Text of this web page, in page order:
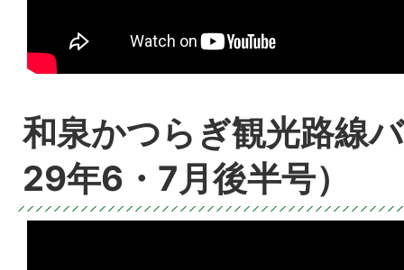
和泉かつらぎ観光路線
29年6・7月後半号）